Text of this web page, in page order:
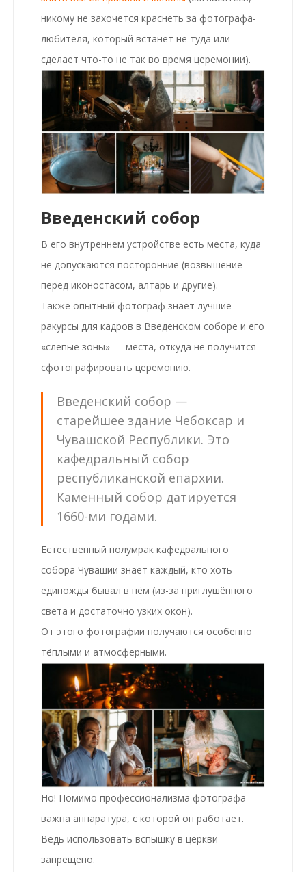
никому не захочется краснеть за фотографа-
любителя, который встанет не туда или
сделает что-то не так во время церемонии).
Введенский собор
В его внутреннем устройстве есть места, куда
не допускаются посторонние (возвышение
перед иконостасом, алтарь и другие).
Также опытный фотограф знает лучшие
ракурсы для кадров в Введенском соборе и его
«слепые зоны» — места, откуда не получится
сфотографировать церемонию.
Введенский собор —
старейшее здание Чебоксар и
Чувашской Республики. Это
кафедральный собор
республиканской епархии.
Каменный собор датируется
1660-ми годами.
Естественный полумрак кафедрального
собора Чувашии знает каждый, кто хоть
единожды бывал в нём (из-за приглушённого
света и достаточно узких окон).
От этого фотографии получаются особенно
тёплыми и атмосферными.
Но! Помимо профессионализма фотографа
важна аппаратура, с которой он работает.
Ведь использовать вспышку в церкви
запрещено.